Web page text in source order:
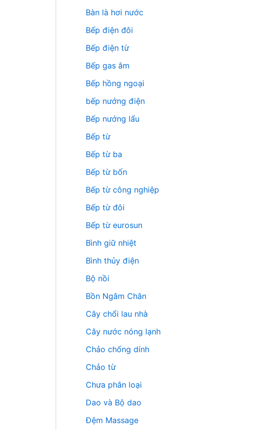
Bàn là hơi nước
Bếp điện đôi
Bếp điện từ
Bếp gas âm
Bếp hồng ngoại
bếp nướng điện
Bếp nướng lẩu
Bếp từ
Bếp từ ba
Bếp từ bốn
Bếp từ công nghiệp
Bếp từ đôi
Bếp từ eurosun
Bình giữ nhiệt
Bình thủy điện
Bộ nồi
Bồn Ngâm Chân
Cây chổi lau nhà
Cây nước nóng lạnh
Chảo chống dính
Chảo từ
Chưa phân loại
Dao và Bộ dao
Đệm Massage